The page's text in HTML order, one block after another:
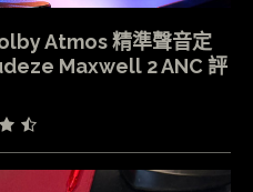
Atmos 精準聲音定
Maxwell 2 ANC 評